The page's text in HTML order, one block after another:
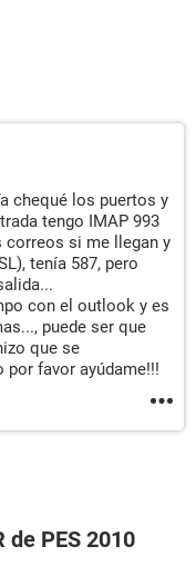
chequé los puertos y
tengo IMAP 993
correos si me llegan y
tenía 587, pero
con el outlook y es
puede ser que
que se
por favor ayúdame!!!
de PES 2010